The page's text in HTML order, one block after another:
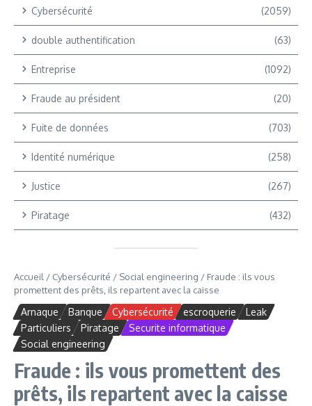
Cybersécurité (2059)
double authentification (63)
Entreprise (1092)
Fraude au président (20)
Fuite de données (703)
Identité numérique (258)
Justice (267)
Piratage (432)
Accueil / Cybersécurité / Social engineering / Fraude : ils vous
promettent des prêts, ils repartent avec la caisse
Arnaque Banque Cybersécurité escroquerie
Leak
Particuliers
Piratage
Securite informatique
Social engineering
Fraude : ils vous promettent des
prêts, ils repartent avec la caisse